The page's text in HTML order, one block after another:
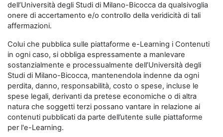
dell’Università degli Studi di Milano-Bicocca da qualsivoglia
onere di accertamento e/o controllo della veridicità di tali
affermazioni.
Colui che pubblica sulle piattaforme e-Learning i Contenuti
in ogni caso, si obbliga espressamente a manlevare
sostanzialmente e processualmente dell’Università degli
Studi di Milano-Bicocca, mantenendola indenne da ogni
perdita, danno, responsabilità, costo o spese, incluse le
spese legali, derivanti da pretese economiche o di altra
natura che soggetti terzi possano vantare in relazione ai
contenuti pubblicati da parte dell’utente sulle piattaforme
per l'e-Learning.